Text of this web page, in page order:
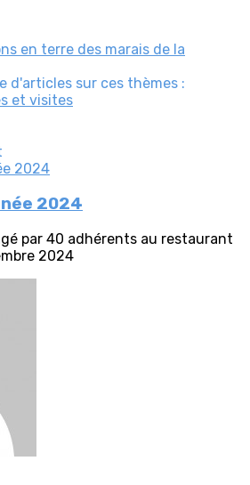
en terre des marais de la
d'articles sur ces thèmes :
et visites
2024
par 40 adhérents au restaurant
2024